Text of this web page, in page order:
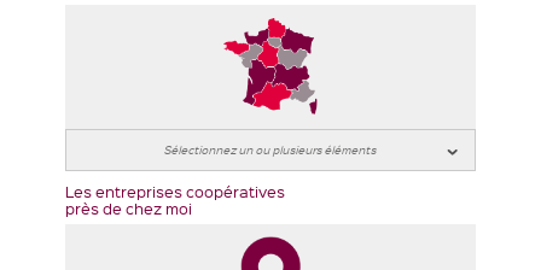
Les entreprises coopératives
près de chez moi